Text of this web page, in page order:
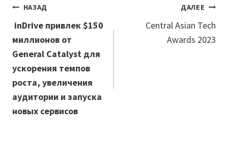
Навигация
по
записям
НАЗАД
inDrive привлек $150
миллионов от
General Catalyst для
ускорения темпов
роста, увеличения
аудитории и запуска
новых сервисов
ДАЛЕЕ
Central Asian Tech
Awards 2023